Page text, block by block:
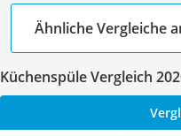
Ähnliche Vergleiche
Küchenspüle Vergleich